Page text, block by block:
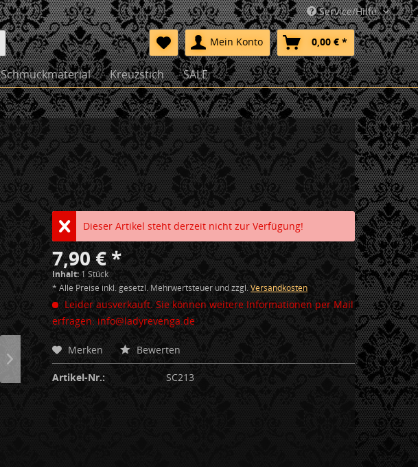
Service/Hilfe
Mein Konto 0,00 € *
Schmuckmaterial Kreuzstich SALE
Dieser Artikel steht derzeit nicht zur Verfügung!
7,90 € *
Inhalt: 1 Stück
* Alle Preise inkl. gesetzl. Mehrwertsteuer und zzgl.Versandkosten
Leider ausverkauft. Sie können weitere Informationen per Mail
erfragen: info@ladyrevenga.de
Merken Bewerten
Artikel-Nr.: SC213